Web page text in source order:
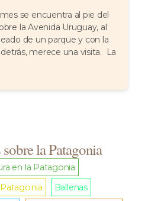
se encuentra al pie del
la Avenida Uruguay, al
de un parque y con la
merece una visita. La
la Patagonia
en la Patagonia
Ballenas